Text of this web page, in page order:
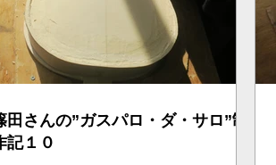
田さんの”ガスパロ・ダ・サロ”制
記１０